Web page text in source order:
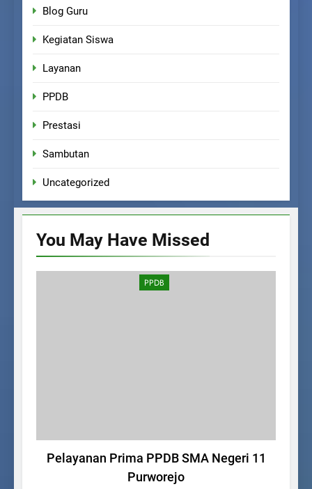
Blog Guru
Kegiatan Siswa
Layanan
PPDB
Prestasi
Sambutan
Uncategorized
You May Have Missed
PPDB
Pelayanan Prima PPDB SMA Negeri 11
Purworejo